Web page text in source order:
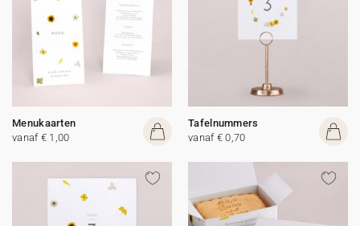
Menukaarten
vanaf € 1,00
Tafelnummers
vanaf € 0,70